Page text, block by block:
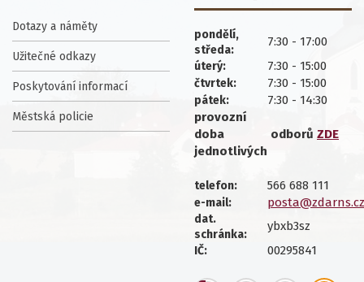
Dotazy a náměty
Užitečné odkazy
Poskytování informací
Městská policie
pondělí,
středa:
7:30 - 17:00
úterý: 7:30 - 15:00
čtvrtek: 7:30 - 15:00
pátek:
7:30 - 14:30
provozní
doba
jednotlivých
odborů ZDE
telefon: 566 688 111
e-mail: posta@zdarns.cz
dat.
schránka:
ybxb3sz
IČ: 00295841